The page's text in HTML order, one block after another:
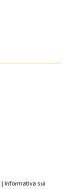
| Informativa sui